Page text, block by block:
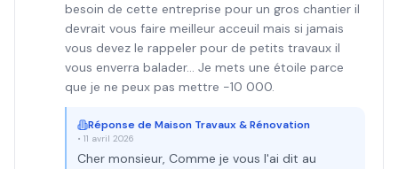
besoin de cette entreprise pour un gros chantier il
devrait vous faire meilleur acceuil mais si jamais
vous devez le rappeler pour de petits travaux il
vous enverra balader... Je mets une étoile parce
que je ne peux pas mettre -10 000.
Réponse de Maison Travaux & Rénovation
• 11 avril 2026
Cher monsieur, Comme je vous l'ai dit au